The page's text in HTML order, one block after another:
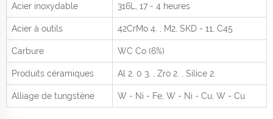
Acier inoxydable 316L, 17 - 4 heures
Acier à outils 42CrMo 4. , M2, SKD - 11, C45
Carbure WC Co (6%)
Produits céramiques Al 2. 0 3. , Zro 2. , Silice 2.
Alliage de tungstène W - Ni - Fe, W - Ni - Cu, W - Cu